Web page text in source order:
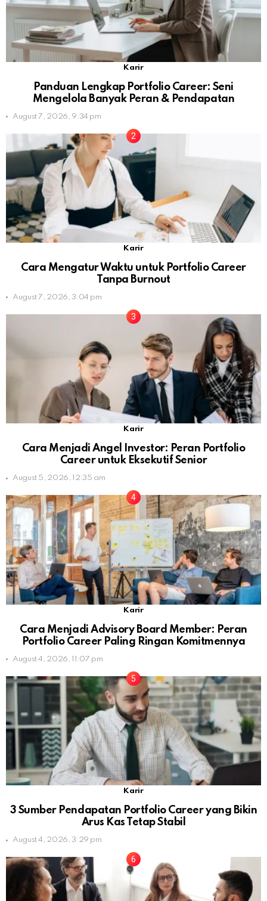
Karir
Panduan Lengkap Portfolio Career: Seni
Mengelola Banyak Peran & Pendapatan
August 7, 2026, 9:34 pm
Karir
Cara Mengatur Waktu untuk Portfolio Career
Tanpa Burnout
August 7, 2026, 3:04 pm
Karir
Cara Menjadi Angel Investor: Peran Portfolio
Career untuk Eksekutif Senior
August 5, 2026, 12:35 am
Karir
Cara Menjadi Advisory Board Member: Peran
Portfolio Career Paling Ringan Komitmennya
August 4, 2026, 11:07 pm
Karir
3 Sumber Pendapatan Portfolio Career yang Bikin
Arus Kas Tetap Stabil
August 4, 2026, 3:29 pm